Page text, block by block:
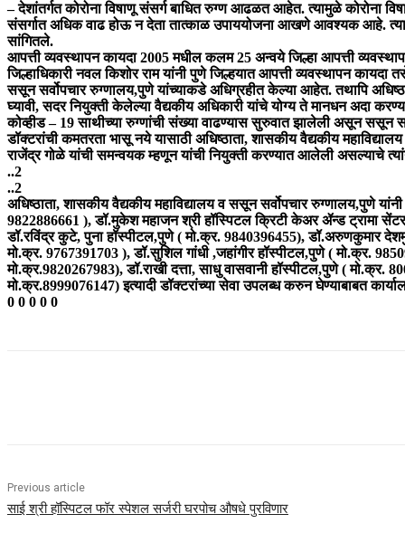
– देशांतर्गत कोरोना विषाणू संसर्ग बाधित रुग्ण आढळत आहेत. त्यामुळे कोरोना
संसर्गात अधिक वाढ होऊ न देता तात्काळ उपाययोजना आखणे आवश्यक आहे.
सांगितले.
आपत्ती व्यवस्थापन कायदा 2005 मधील कलम 25 अन्वये जिल्हा आपत्ती
जिल्हाधिकारी नवल किशोर राम यांनी पुणे जिल्हयात आपत्ती व्यवस्थापन कायदा
ससून सर्वोपचार रुग्णालय,पुणे यांच्याकडे अधिग्रहीत केल्या आहेत. तथापि
घ्यावी, सदर नियुक्ती केलेल्या वैद्यकीय अधिकारी यांचे योग्य ते मानधन अदा
कोव्हीड – 19 साथीच्या रुग्णांची संख्या वाढण्यास सुरुवात झालेली असून ससून
डॉक्टरांची कमतरता भासू नये यासाठी अधिष्ठाता, शासकीय वैद्यकीय
राजेंद्र गोळे यांची समन्वयक म्हणून यांची नियुक्ती करण्यात आलेली असल्याचे
..2
..2
अधिष्ठाता, शासकीय वैद्यकीय महाविद्यालय व ससून सर्वोपचार रुग्णालय,पुणे
9822886661 ), डॉ.मुकेश महाजन श्री हॉस्पिटल क्रिटी केअर ॲन्ड ट्रामा
डॉ.रविंद्र कुटे, पुना हॉस्पीटल,पुणे ( मो.क्र. 9840396455), डॉ.अरुणकुमार
मो.क्र. 9767391703 ), डॉ.सुशिल गांधी ,जहांगीर हॉस्पीटल,पुणे ( मो.क्र.
मो.क्र.9820267983), डॉ.राखी दत्ता, साधु वासवानी हॉस्पीटल,पुणे ( मो.क्र.
मो.क्र.8999076147) इत्यादी डॉक्टरांच्या सेवा उपलब्ध करुन घेण्याबाबत
0 0 0 0 0
Previous article
साई श्री हॉस्पिटल फॉर स्पेशल सर्जरी घरपोच औषधे पुरविणार